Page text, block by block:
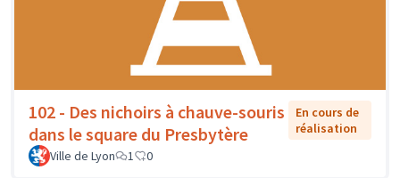
102 - Des nichoirs à chauve-souris
dans le square du Presbytère
En cours de
réalisation
Ville de Lyon
1 0